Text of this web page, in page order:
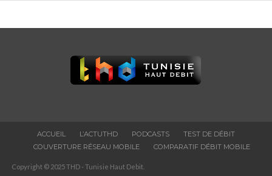
ACCUEIL L’ACTUTHD PODCASTS
TEST DE DÉBIT
COUVERTURE RÉSEAU MOBILE
COMPARATIF DÉBIT MOBILE
Copyright © 2025 THD - Tunisie Haut Debit.